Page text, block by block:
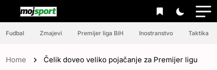
Fudbal Zmajevi Premijer liga BiH Inostranstvo Taktika
Home Čelik doveo veliko pojačanje za Premijer ligu